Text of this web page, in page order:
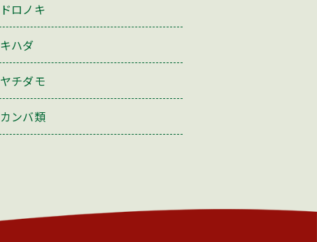
ドロノキ
キハダ
ヤチダモ
カンバ類